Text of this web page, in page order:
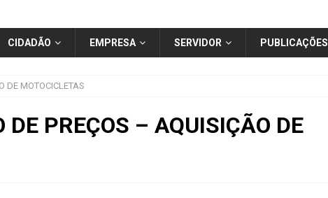
CIDADÃO EMPRESA SERVIDOR PUBLICAÇÕES
DE MOTOCICLETAS
PREÇOS – AQUISIÇÃO DE